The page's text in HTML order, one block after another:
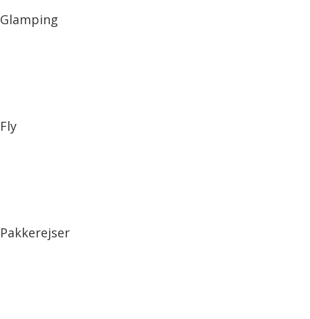
Glamping
Fly
Pakkerejser